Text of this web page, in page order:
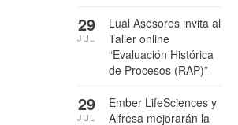
Lual Asesores invita al
Taller online
“Evaluación Histórica
de Procesos (RAP)”
29
JUL
Ember LifeSciences y
Alfresa mejorarán la
29
JUL